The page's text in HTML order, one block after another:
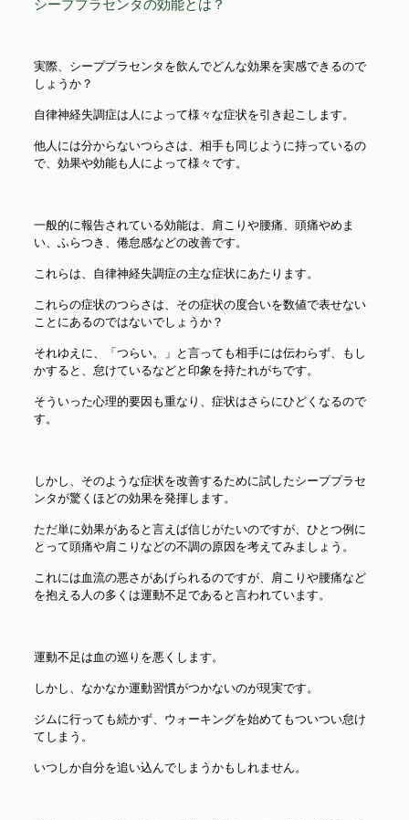
シーププラセンタの効能とは？
実際、シーププラセンタを飲んでどんな効果を実感できるので
しょうか？
自律神経失調症は人によって様々な症状を引き起こします。
他人には分からないつらさは、相手も同じように持っているの
で、効果や効能も人によって様々です。
一般的に報告されている効能は、肩こりや腰痛、頭痛やめま
い、ふらつき、倦怠感などの改善です。
これらは、自律神経失調症の主な症状にあたります。
これらの症状のつらさは、その症状の度合いを数値で表せない
ことにあるのではないでしょうか？
それゆえに、「つらい。」と言っても相手には伝わらず、もし
かすると、怠けているなどと印象を持たれがちです。
そういった心理的要因も重なり、症状はさらにひどくなるので
す。
しかし、そのような症状を改善するために試したシーププラセ
ンタが驚くほどの効果を発揮します。
ただ単に効果があると言えば信じがたいのですが、ひとつ例に
とって頭痛や肩こりなどの不調の原因を考えてみましょう。
これには血流の悪さがあげられるのですが、肩こりや腰痛など
を抱える人の多くは運動不足であると言われています。
運動不足は血の巡りを悪くします。
しかし、なかなか運動習慣がつかないのが現実です。
ジムに行っても続かず、ウォーキングを始めてもついつい怠け
てしまう。
いつしか自分を追い込んでしまうかもしれません。